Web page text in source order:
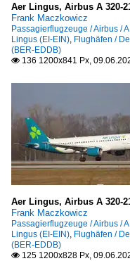
Aer Lingus, Airbus A 320-
Frank Maczkowicz
Passagierflugzeuge / Airbus /
Lingus (EI-EIN) Flughäfen /
(BER-EDDB)
 136 1200x841 Px,
Aer Lingus, Airbus A 320-
Frank Maczkowicz
Passagierflugzeuge / Airbus /
Lingus (EI-EIN) Flughäfen /
(BER-EDDB)
 125 1200x828 Px,